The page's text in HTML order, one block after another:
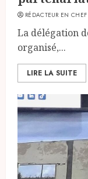
RÉDACTEUR EN CHEF
La délégation
organisé,...
LIRE LA SUITE